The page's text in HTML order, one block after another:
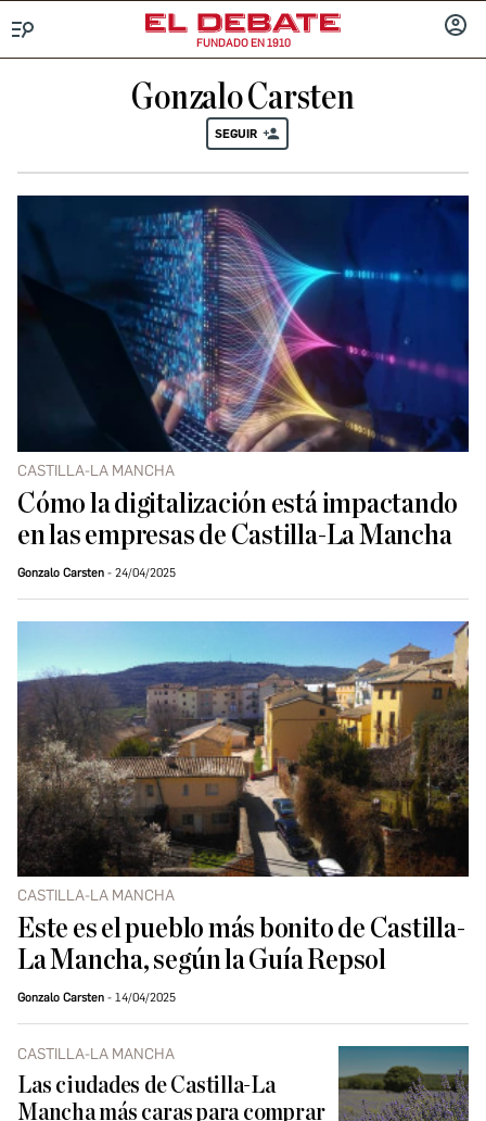
FUNDADO EN 1910
Gonzalo Carsten
SEGUIR
CASTILLA-LA MANCHA
Cómo la digitalización está impactando
en las empresas de Castilla-La Mancha
Gonzalo Carsten 24/04/2025
CASTILLA-LA MANCHA
Este es el pueblo más bonito de Castilla-
La Mancha, según la Guía Repsol
Gonzalo Carsten 14/04/2025
CASTILLA-LA MANCHA
Las ciudades de Castilla-La
Mancha más caras para comprar